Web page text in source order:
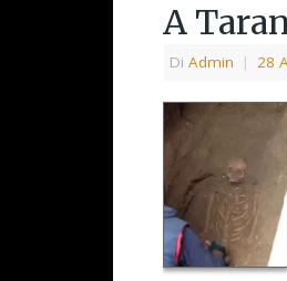
A
Di Admin | 28